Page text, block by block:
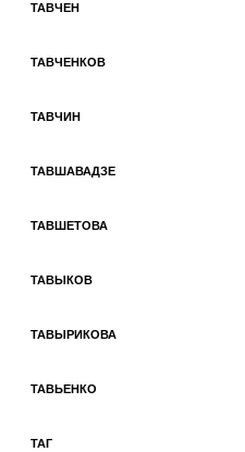
ТАВЧЕН
ТАВЧЕНКОВ
ТАВЧИН
ТАВШАВАДЗЕ
ТАВШЕТОВА
ТАВЫКОВ
ТАВЫРИКОВА
ТАВЬЕНКО
ТАГ